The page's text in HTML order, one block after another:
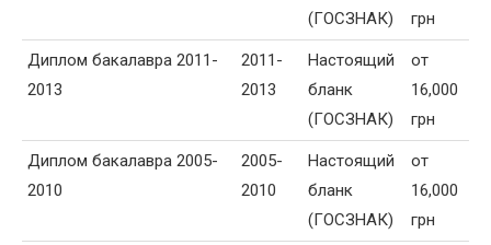
(ГОСЗНАК)
грн
Диплом бакалавра 2011-
2013
2011-
2013
Настоящий
бланк
(ГОСЗНАК)
от
16,000
грн
Диплом бакалавра 2005-
2010
2005-
2010
Настоящий
бланк
(ГОСЗНАК)
от
16,000
грн